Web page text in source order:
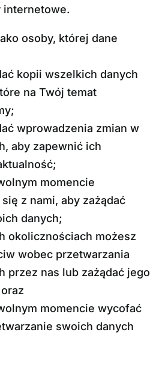
internetowe.
osoby, której dane
kopii wszelkich danych
na Twój temat
wprowadzenia zmian w
aby zapewnić ich
momencie
z nami, aby zażądać
danych;
okolicznościach możesz
wobec przetwarzania
przez nas lub zażądać jego
momencie wycofać
swoich danych